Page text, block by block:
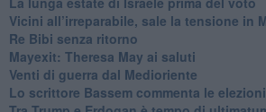
Vicini all’irreparabile, sale la tensione in
Re Bibi senza ritorno
Mayexit: Theresa May ai saluti
Venti di guerra dal Medioriente
Lo scrittore Bassem commenta le